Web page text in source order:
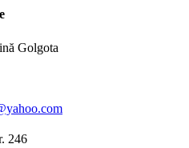
Golgota
246